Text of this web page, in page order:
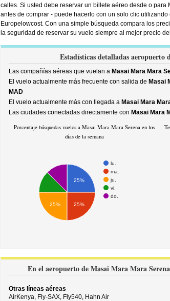
calles. Si usted debe reservar un billete aéreo desde o
antes de comprar - puede hacerlo con un solo clic
Europelowcost. Con una simple búsqueda compara los
la seguridad de reservar su vuelo siempre al mejor precio
Estadísticas detalladas aeropuerto
Las compañías aéreas que vuelan a Masai Mara Mara
El vuelo actualmente más frecuente con salida de Masai
MAD
El vuelo actualmente más con llegada a Masai Mara
Las ciudades conectadas directamente con Masai Mara
Porcentaje búsquedas vuelos a Masai Mara Mara Serena en los
días de la semana
lu.
ma.
ju.
vi.
do.
25%
25% 25%
En el aeropuerto de Masai Mara Mara
Otras líneas aéreas
AirKenya, Fly-SAX, Fly540, Hahn Air